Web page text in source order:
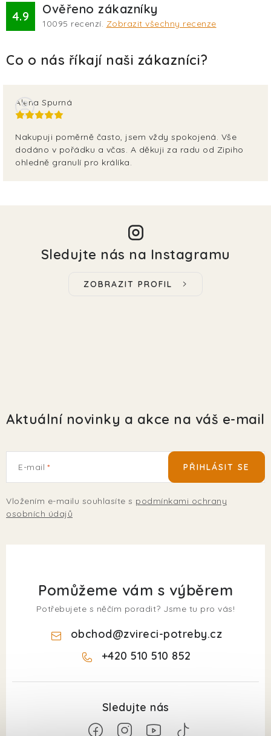
4.9 Ověřeno zákazníky
10095 recenzí. Zobrazit všechny recenze
Alena Spurná
Nakupuji poměrně často, jsem vždy spokojená. Vše
dodáno v pořádku a včas. A děkuji za radu od Zipiho
ohledně granulí pro králíka.
Sledujte nás na Instagramu
ZOBRAZIT PROFIL
Aktuální novinky a akce na váš e-mail
E-mail
Vložením e-mailu souhlasíte s podmínkami ochrany
osobních údajů
PŘIHLÁSIT SE
Pomůžeme vám s výběrem
Potřebujete s něčím poradit? Jsme tu pro vás!
obchod@zvireci-potreby.cz
+420 510 510 852